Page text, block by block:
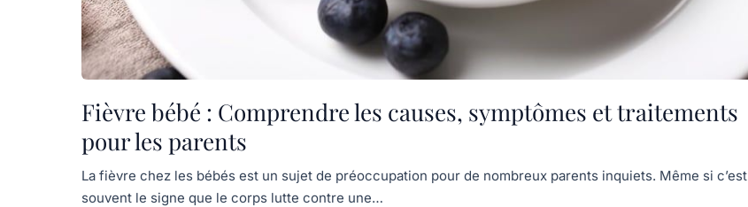
Fièvre bébé : Comprendre les causes, symptômes et traitements
pour les parents
La fièvre chez les bébés est un sujet de préoccupation pour de nombreux parents inquiets. Même si c’est
souvent le signe que le corps lutte contre une…